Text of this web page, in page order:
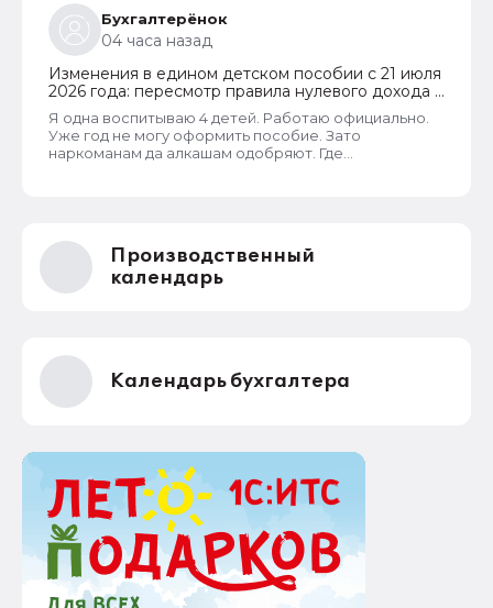
площади жилья и количества квадратным метров
такой площади, приходящихся на каждого члена
семьи. В пособии отказывают только если в
собственности семьи находятся две и более
квартиры или жилых дома. Такая семья не может
считаться нуждающейся.
Бухгалтерёнок
04 часа назад
Изменения в едином детском пособии с 21 июля
2026 года: пересмотр правила нулевого дохода и
новый порядок оформления пособий по месту
пребывания
Я одна воспитываю 4 детей. Работаю официально.
Уже год не могу оформить пособие. Зато
наркоманам да алкашам одобряют. Где
Производственный
календарь
Календарь бухгалтера